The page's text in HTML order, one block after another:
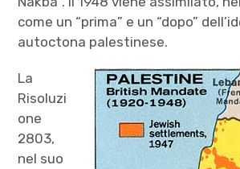
come un “prima” e un “dopo”
autoctona palestinese.
La
Risoluzi
one
2803,
nel suo